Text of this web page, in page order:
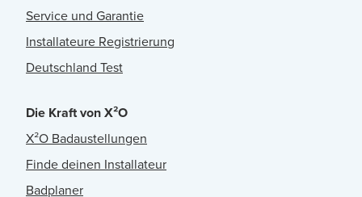
Service und Garantie
Installateure Registrierung
Deutschland Test
Die Kraft von X²O
X²O Badaustellungen
Finde deinen Installateur
Badplaner